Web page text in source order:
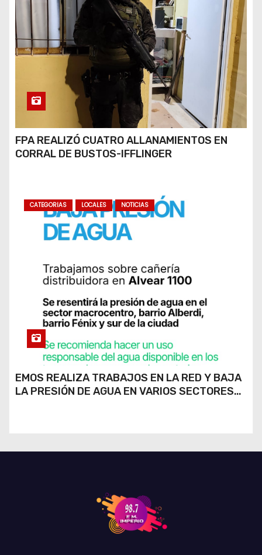
FPA REALIZÓ CUATRO ALLANAMIENTOS EN
CORRAL DE BUSTOS-IFFLINGER
CATEGORIAS LOCALES NOTICIAS
EMOS REALIZA TRABAJOS EN LA RED Y BAJA
LA PRESIÓN DE AGUA EN VARIOS SECTORES